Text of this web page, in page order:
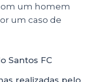
um homem
um caso de